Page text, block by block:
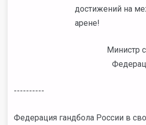
достижений на
арене!
Министр
----------
Федерация гандбола России в